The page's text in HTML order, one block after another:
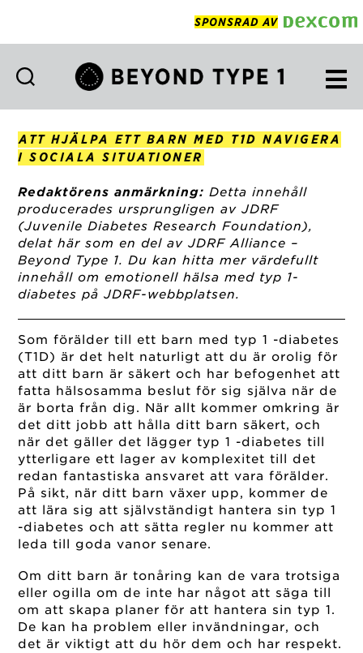
SPONSRAD AV
1
Swedish
ATT HJÄLPA ETT BARN MED T1D NAVIGERA
I SOCIALA SITUATIONER
Redaktörens anmärkning: Detta innehåll
producerades ursprungligen av JDRF
(Juvenile Diabetes Research Foundation),
delat här som en del av JDRF Alliance –
Beyond Type 1. Du kan hitta mer värdefullt
innehåll om emotionell hälsa med typ 1-
diabetes på JDRF-webbplatsen.
Som förälder till ett barn med typ 1 -diabetes
(T1D) är det helt naturligt att du är orolig för
att ditt barn är säkert och har befogenhet att
fatta hälsosamma beslut för sig själva när de
är borta från dig. När allt kommer omkring är
det ditt jobb att hålla ditt barn säkert, och
när det gäller det lägger typ 1 -diabetes till
ytterligare ett lager av komplexitet till det
redan fantastiska ansvaret att vara förälder.
På sikt, när ditt barn växer upp, kommer de
att lära sig att självständigt hantera sin typ 1
-diabetes och att sätta regler nu kommer att
leda till goda vanor senare.
Om ditt barn är tonåring kan de vara trotsiga
eller ogilla om de inte har något att säga till
om att skapa planer för att hantera sin typ 1.
De kan ha problem eller invändningar, och
det är viktigt att du hör dem och har respekt.